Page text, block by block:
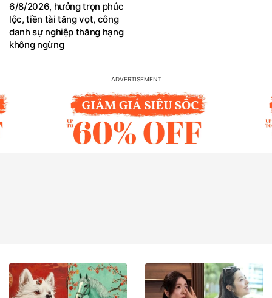
6/8/2026, hưởng trọn phúc
lộc, tiền tài tăng vọt, công
danh sự nghiệp thăng hạng
không ngừng